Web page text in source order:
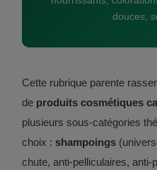
douces,
Cette rubrique parente
de produits cosmétiques
plusieurs sous-catégories
choix : shampoings
chute, anti-pelliculaires, anti-